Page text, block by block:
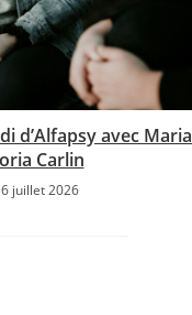
d’Alfapsy avec Maria
Carlin
juillet 2026